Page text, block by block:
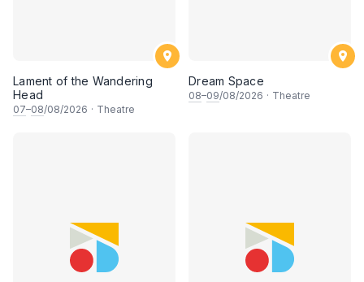
Lament of the Wandering
Head
07–08/08/2026 · Theatre
Dream Space
08–09/08/2026 · Theatre